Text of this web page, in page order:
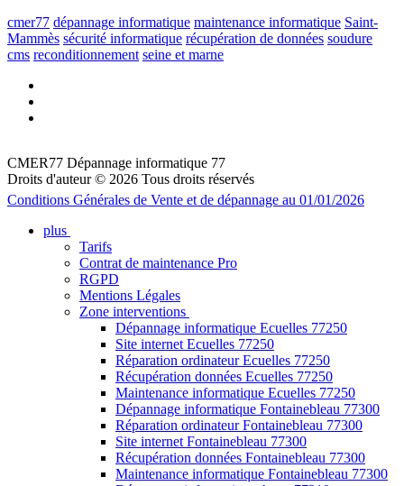
cmer77 dépannage informatique maintenance informatique Saint-
Mammès sécurité informatique récupération de données soudure
cms reconditionnement seine et marne
CMER77 Dépannage informatique 77
Droits d'auteur © 2026 Tous droits réservés
Conditions Générales de Vente et de dépannage au 01/01/2026
plus
Tarifs
Contrat de maintenance Pro
RGPD
Mentions Légales
Zone interventions
Dépannage informatique Ecuelles 77250
Site internet Ecuelles 77250
Réparation ordinateur Ecuelles 77250
Récupération données Ecuelles 77250
Maintenance informatique Ecuelles 77250
Dépannage informatique Fontainebleau 77300
Réparation ordinateur Fontainebleau 77300
Site internet Fontainebleau 77300
Récupération données Fontainebleau 77300
Maintenance informatique Fontainebleau 77300